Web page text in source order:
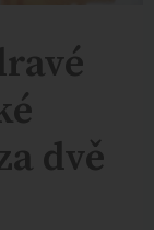
dvě